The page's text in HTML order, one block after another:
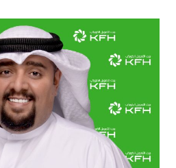
ماليزيا
تركيا
مصر
المملكة المتحدة